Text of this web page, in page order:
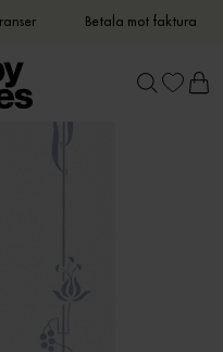
Betala mot faktura